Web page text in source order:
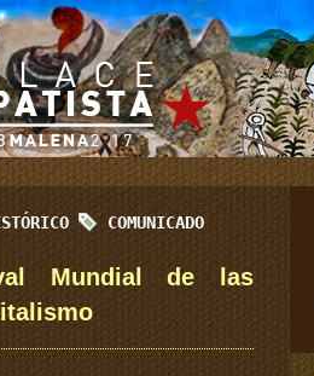
COMUNICADO
Mundial de las